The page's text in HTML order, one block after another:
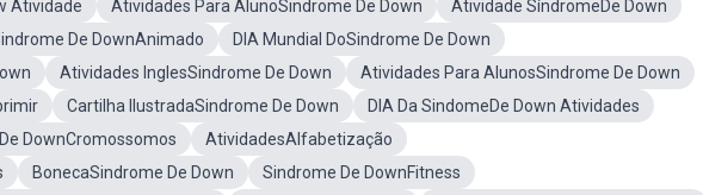
Atividade Atividades Para AlunoSindrome De Down
Atividade SíndromeDe Down
De DownAnimado
DIA Mundial DoSindrome De Down
Atividades InglesSindrome De Down
Atividades Para AlunosSindrome De Down
Cartilha IlustradaSindrome De Down
DIA Da SindomeDe Down Atividades
DownCromossomos
AtividadesAlfabetização
BonecaSindrome De Down
Sindrome De DownFitness